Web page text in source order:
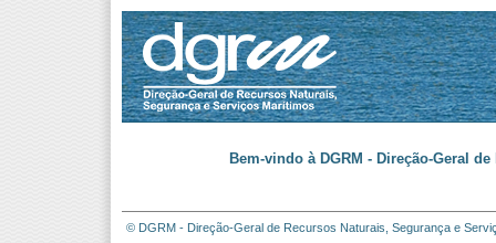
Bem-vindo à DGRM - Direção-Geral
© DGRM - Direção-Geral de Recursos Naturais, Segurança e